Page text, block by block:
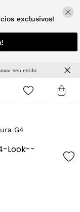
exclusivos!
seu estilo
G4